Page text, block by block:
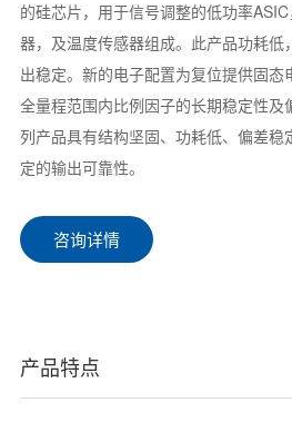
的硅芯片，用于信号调整的低功率
器，及温度传感器组成。此产品功耗
出稳定。新的电子配置为复位提供固
全量程范围内比例因子的长期稳定性及
列产品具有结构坚固、功耗低、偏差稳
定的输出可靠性。
咨询详情
产品特点